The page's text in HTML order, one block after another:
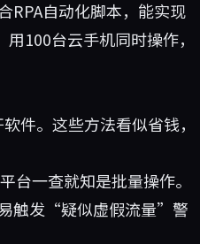
RPA自动化脚本，能实现
100台云手机同时操作，
件。这些方法看似省钱，
台一查就知是批量操作。
触发“疑似虚假流量”警